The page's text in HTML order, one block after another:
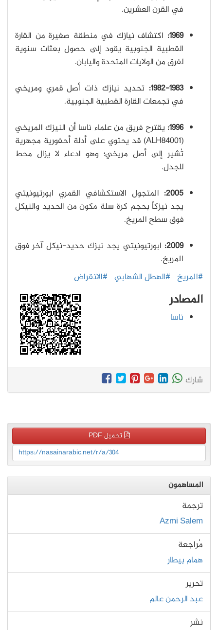
في القرن العشرين.
1969: اكتشاف نيازك في منطقة صغيرة من القارة
القطبية الجنوبية يقود إلى حصول بعثات سنوية
لفرق من الولايات المتحدة واليابان.
1982-1983: تحديد نيازك ذات أصل قمري ومريخي
في تجمعات القارة القطبية الجنوبية.
1996: يقترح فريق من علماء ناسا أن النيزك المريخي
(ALH84001) قد يحتوي على أدلة أحفورية مجهرية
تُشير إلى أصل مريخي؛ وهو ادعاء لا يزال محط
للجدل.
2005: المتجول الاستكشافي القمري ابورتيونيتي
يجد نيزكاً بحجم كرة سلة مكون من الحديد والنيكل
فوق سطح المريخ.
2009: ابورتيونيتي يجد نيزك حديد-نيكل آخر فوق
المريخ.
#المريخ #الهطل الشهابي #الانقراض
المصادر
ناسا
شارك
تحميل PDF
https://nasainarabic.net/r/a/304
المساهمون
ترجمة
Azmi Salem
مُراجعة
همام بيطار
تحرير
عبد الرحمن عالم
نشر